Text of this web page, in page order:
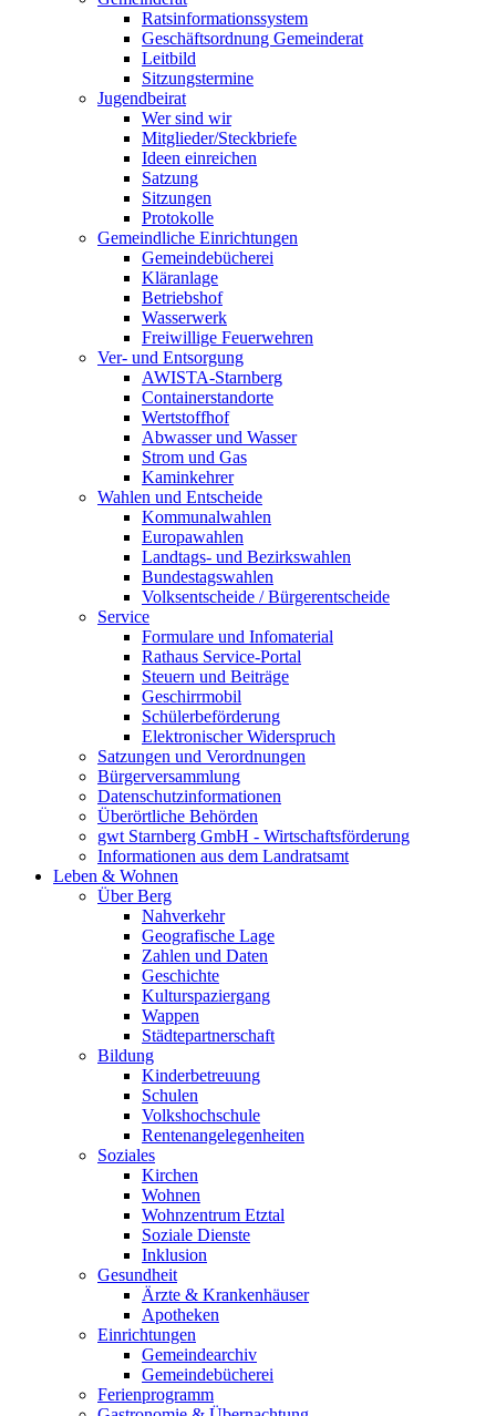
Ratsinformationssystem
Geschäftsordnung Gemeinderat
Leitbild
Sitzungstermine
Jugendbeirat
Wer sind wir
Mitglieder/Steckbriefe
Ideen einreichen
Satzung
Sitzungen
Protokolle
Gemeindliche Einrichtungen
Gemeindebücherei
Kläranlage
Betriebshof
Wasserwerk
Freiwillige Feuerwehren
Ver- und Entsorgung
AWISTA-Starnberg
Containerstandorte
Wertstoffhof
Abwasser und Wasser
Strom und Gas
Kaminkehrer
Wahlen und Entscheide
Kommunalwahlen
Europawahlen
Landtags- und Bezirkswahlen
Bundestagswahlen
Volksentscheide / Bürgerentscheide
Service
Formulare und Infomaterial
Rathaus Service-Portal
Steuern und Beiträge
Geschirrmobil
Schülerbeförderung
Elektronischer Widerspruch
Satzungen und Verordnungen
Bürgerversammlung
Datenschutzinformationen
Überörtliche Behörden
gwt Starnberg GmbH - Wirtschaftsförderung
Informationen aus dem Landratsamt
Leben & Wohnen
Über Berg
Nahverkehr
Geografische Lage
Zahlen und Daten
Geschichte
Kulturspaziergang
Wappen
Städtepartnerschaft
Bildung
Kinderbetreuung
Schulen
Volkshochschule
Rentenangelegenheiten
Soziales
Kirchen
Wohnen
Wohnzentrum Etztal
Soziale Dienste
Inklusion
Gesundheit
Ärzte & Krankenhäuser
Apotheken
Einrichtungen
Gemeindearchiv
Gemeindebücherei
Ferienprogramm